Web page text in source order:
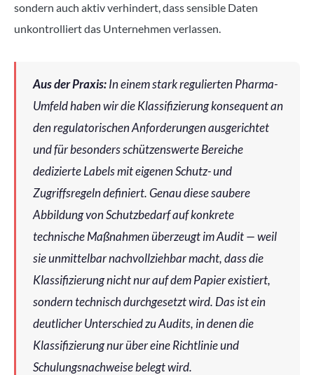
sondern auch aktiv verhindert, dass sensible Daten
unkontrolliert das Unternehmen verlassen.
Aus der Praxis:In einem stark regulierten Pharma-
Umfeld haben wir die Klassifizierung konsequent an
den regulatorischen Anforderungen ausgerichtet
und für besonders schützenswerte Bereiche
dedizierte Labels mit eigenen Schutz- und
Zugriffsregeln definiert. Genau diese saubere
Abbildung von Schutzbedarf auf konkrete
technische Maßnahmen überzeugt im Audit — weil
sie unmittelbar nachvollziehbar macht, dass die
Klassifizierung nicht nur auf dem Papier existiert,
sondern technisch durchgesetzt wird. Das ist ein
deutlicher Unterschied zu Audits, in denen die
Klassifizierung nur über eine Richtlinie und
Schulungsnachweise belegt wird.